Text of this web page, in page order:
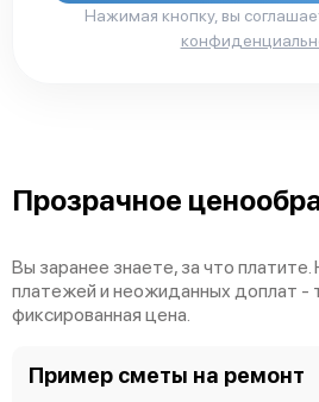
IBM Storwize
Нажимая кнопку, вы
Прозрачное
Вы заранее знаете, за что
платежей и неожиданных доплат -
фиксированная цена.
Пример сметы на ремонт